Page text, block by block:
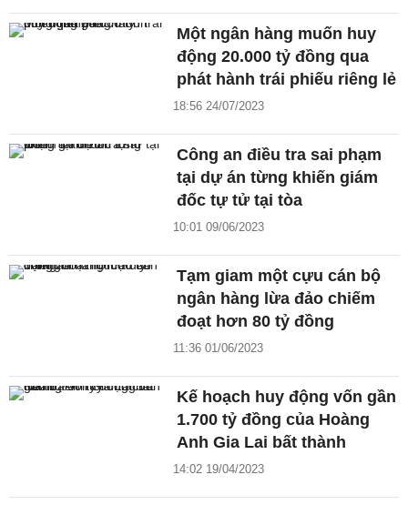
Một ngân hàng muốn huy
động 20.000 tỷ đồng qua
phát hành trái phiếu riêng lẻ
18:56 24/07/2023
Công an điều tra sai phạm
tại dự án từng khiến giám
đốc tự tử tại tòa
10:01 09/06/2023
Tạm giam một cựu cán bộ
ngân hàng lừa đảo chiếm
đoạt hơn 80 tỷ đồng
11:36 01/06/2023
Kế hoạch huy động vốn gần
1.700 tỷ đồng của Hoàng
Anh Gia Lai bất thành
14:02 19/04/2023